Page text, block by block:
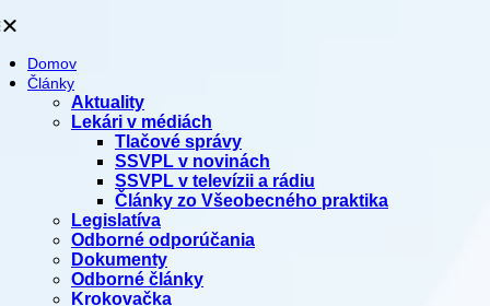
Domov
Články
Aktuality
Lekári v médiách
Tlačové správy
SSVPL v novinách
SSVPL v televízii a rádiu
Články zo Všeobecného praktika
Legislatíva
Odborné odporúčania
Dokumenty
Odborné články
Krokovačka